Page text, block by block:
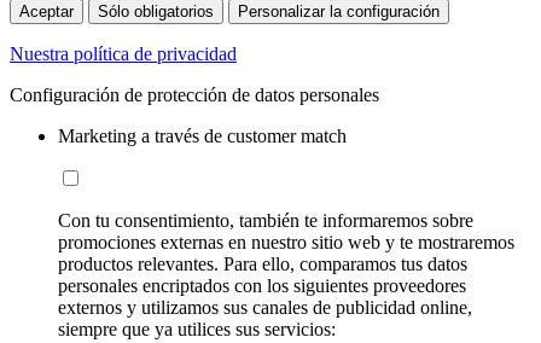
Aceptar Sólo obligatorios Personalizar la configuración
Nuestra política de privacidad
Configuración de protección de datos personales
Marketing a través de customer match
Con tu consentimiento, también te informaremos sobre
promociones externas en nuestro sitio web y te mostraremos
productos relevantes. Para ello, comparamos tus datos
personales encriptados con los siguientes proveedores
externos y utilizamos sus canales de publicidad online,
siempre que ya utilices sus servicios: